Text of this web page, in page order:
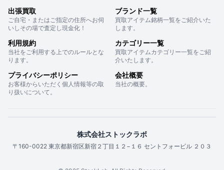
出張買取
ご自宅・またはご指定の住所へお伺
いしその場で査定し現金化！
ブランド一覧
買取アイテム銘柄一覧をご紹介いた
します。
利用規約
当社をご利用する上でのルールとな
ります。
カテゴリー一覧
買取アイテムカテゴリー一覧をご紹
介いたします。
プライバシーポリシー
お客様からいただく個人情報等の取
り扱いについて。
会社概要
当社の概要。
株式会社ストックラボ
〒160-0022 東京都新宿区新宿２丁目１２−１６ セントフォービル ２０３